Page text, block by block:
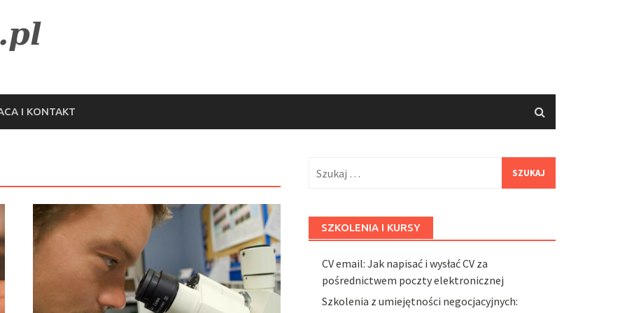
I KONTAKT
SZKOLENIA I KURSY
CV email: Jak napisać i wysłać CV za
pośrednictwem poczty elektronicznej
Szkolenia z umiejętności negocjacyjnych: